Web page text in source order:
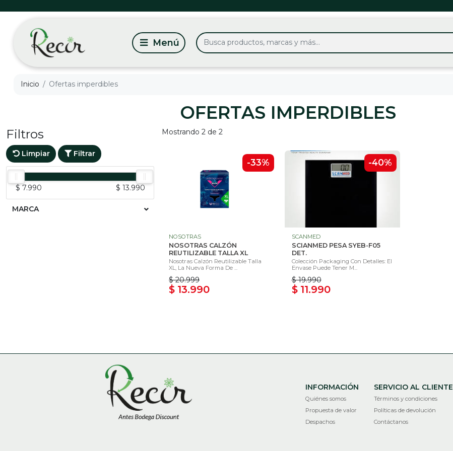
Inicio Ofertas imperdibles
OFERTAS IMPERDIBLES
Filtros
Limpiar Filtrar
$ 7.990 $ 13.990
MARCA
Mostrando 2 de 2
-33%
NOSOTRAS
NOSOTRAS CALZÓN
REUTILIZABLE TALLA XL
Nosotras Calzón Reutilizable Talla
XL, La Nueva Forma De ...
$ 20.999
$ 13.990
-40%
SCANMED
SCIANMED PESA SYEB-F05
DET.
Colección Packaging Con Detalles: El
Envase Puede Tener M...
$ 19.990
$ 11.990
INFORMACIÓN
Quiénes somos
Propuesta de valor
Despachos
SERVICIO AL CLIENTE
Términos y condiciones
Políticas de devolución
Contáctanos